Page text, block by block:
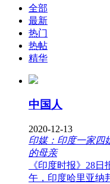
全部
最新
热门
热帖
精华
中国人
2020-12-13
印媒：印度一家四
的母亲
《印度时报》28
午，印度哈里亚纳